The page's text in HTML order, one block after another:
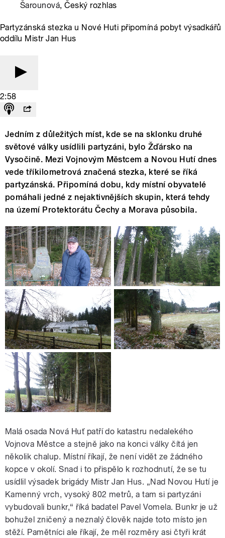
Šarounová, Český rozhlas
Partyzánská stezka u Nové Huti připomíná pobyt výsadkářů
oddílu Mistr Jan Hus
2:58
Jedním z důležitých míst, kde se na sklonku druhé
světové války usídlili partyzáni, bylo Žďársko na
Vysočině. Mezi Vojnovým Městcem a Novou Hutí dnes
vede tříkilometrová značená stezka, které se říká
partyzánská. Připomíná dobu, kdy místní obyvatelé
pomáhali jedné z nejaktivnějších skupin, která tehdy
na území Protektorátu Čechy a Morava působila.
Malá osada Nová Huť patří do katastru nedalekého
Vojnova Městce a stejně jako na konci války čítá jen
několik chalup. Místní říkají, že není vidět ze žádného
kopce v okolí. Snad i to přispělo k rozhodnutí, že se tu
usídlil výsadek brigády Mistr Jan Hus. „Nad Novou Hutí je
Kamenný vrch, vysoký 802 metrů, a tam si partyzáni
vybudovali bunkr,“ říká badatel Pavel Vomela. Bunkr je už
bohužel zničený a neznalý člověk najde toto místo jen
stěží. Pamětníci ale říkají, že měl rozměry asi čtyři krát